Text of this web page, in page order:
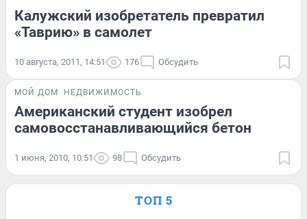
Калужский изобретатель превратил
«Таврию» в самолет
10 августа, 2011, 14:51 176 Обсудить
МОЙ ДОМ НЕДВИЖИМОСТЬ
Американский студент изобрел
самовосстанавливающийся бетон
1 июня, 2010, 10:51 98 Обсудить
ТОП 5